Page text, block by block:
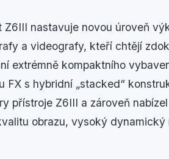
Z6III nastavuje novou úroveň
a videografy, kteří chtějí
extrémně kompaktního
FX s hybridní „stacked“
přístroje Z6III a zároveň
obrazu, vysoký dynamický